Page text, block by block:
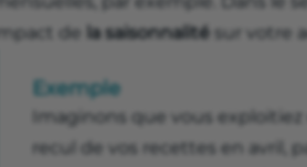
de la saisonnalité sur votre
Exemple
Imaginons que vous
recul de vos recettes en avril,